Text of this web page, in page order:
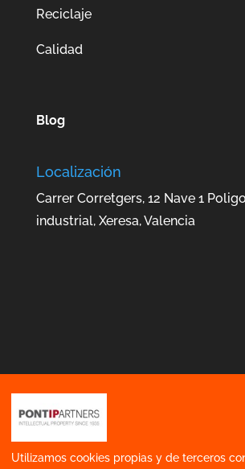
Reciclaje
Calidad
Blog
Localización
Carrer Corretgers, 12 Nave 1
industrial, Xeresa, Valencia
Política de gestión integrada
Utilizamos cookies propias y de terceros